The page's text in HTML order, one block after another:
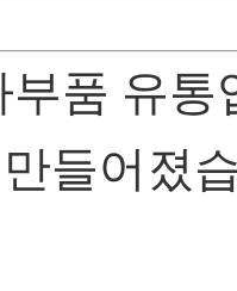
품 유
들어졌